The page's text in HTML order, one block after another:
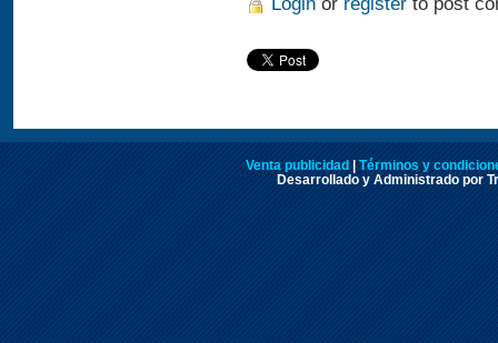
Venta publicidad | Términos y
Desarrollado y Administrado por